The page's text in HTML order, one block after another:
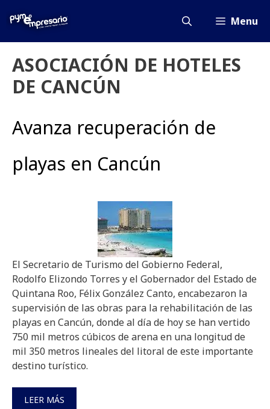
Menu
ASOCIACIÓN DE HOTELES
DE CANCÚN
Avanza recuperación de
playas en Cancún
El Secretario de Turismo del Gobierno Federal,
Rodolfo Elizondo Torres y el Gobernador del Estado de
Quintana Roo, Félix González Canto, encabezaron la
supervisión de las obras para la rehabilitación de las
playas en Cancún, donde al día de hoy se han vertido
750 mil metros cúbicos de arena en una longitud de
mil 350 metros lineales del litoral de este importante
destino turístico.
LEER MÁS